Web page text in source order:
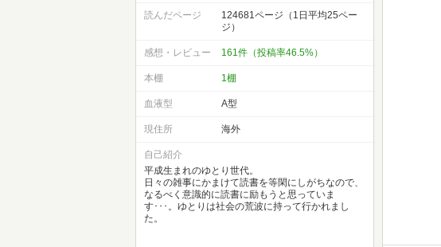
読んだページ
124681ページ（1日平均25ペー
ジ）
感想・レビュー 161件（投稿率46.5%）
本棚 1棚
血液型 A型
現住所 海外
自己紹介
平成生まれのゆとり世代。
日々の雑事にかまけて読書を等閑にしがちなので、
なるべく意識的に読書に励もうと思っていま
す･･･。ゆとりは社会の荒波に持って行かれまし
た。